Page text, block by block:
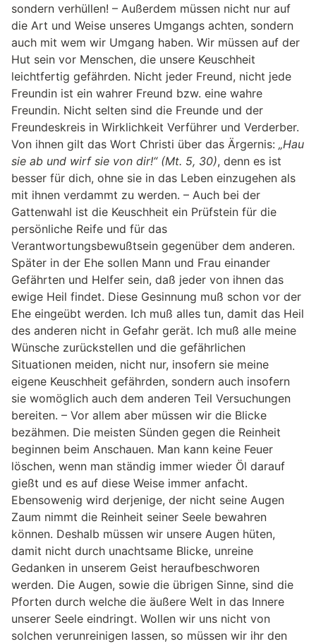
sondern verhüllen! – Außerdem müssen nicht nur auf
die Art und Weise unseres Umgangs achten, sondern
auch mit wem wir Umgang haben. Wir müssen auf der
Hut sein vor Menschen, die unsere Keuschheit
leichtfertig gefährden. Nicht jeder Freund, nicht jede
Freundin ist ein wahrer Freund bzw. eine wahre
Freundin. Nicht selten sind die Freunde und der
Freundeskreis in Wirklichkeit Verführer und Verderber.
Von ihnen gilt das Wort Christi über das Ärgernis: „Hau
sie ab und wirf sie von dir!“ (Mt. 5, 30), denn es ist
besser für dich, ohne sie in das Leben einzugehen als
mit ihnen verdammt zu werden. – Auch bei der
Gattenwahl ist die Keuschheit ein Prüfstein für die
persönliche Reife und für das
Verantwortungsbewußtsein gegenüber dem anderen.
Später in der Ehe sollen Mann und Frau einander
Gefährten und Helfer sein, daß jeder von ihnen das
ewige Heil findet. Diese Gesinnung muß schon vor der
Ehe eingeübt werden. Ich muß alles tun, damit das Heil
des anderen nicht in Gefahr gerät. Ich muß alle meine
Wünsche zurückstellen und die gefährlichen
Situationen meiden, nicht nur, insofern sie meine
eigene Keuschheit gefährden, sondern auch insofern
sie womöglich auch dem anderen Teil Versuchungen
bereiten. – Vor allem aber müssen wir die Blicke
bezähmen. Die meisten Sünden gegen die Reinheit
beginnen beim Anschauen. Man kann keine Feuer
löschen, wenn man ständig immer wieder Öl darauf
gießt und es auf diese Weise immer anfacht.
Ebensowenig wird derjenige, der nicht seine Augen
Zaum nimmt die Reinheit seiner Seele bewahren
können. Deshalb müssen wir unsere Augen hüten,
damit nicht durch unachtsame Blicke, unreine
Gedanken in unserem Geist heraufbeschworen
werden. Die Augen, sowie die übrigen Sinne, sind die
Pforten durch welche die äußere Welt in das Innere
unserer Seele eindringt. Wollen wir uns nicht von
solchen verunreinigen lassen, so müssen wir ihr den